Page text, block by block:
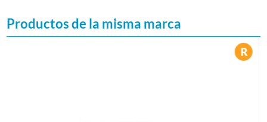
Productos de la misma marca